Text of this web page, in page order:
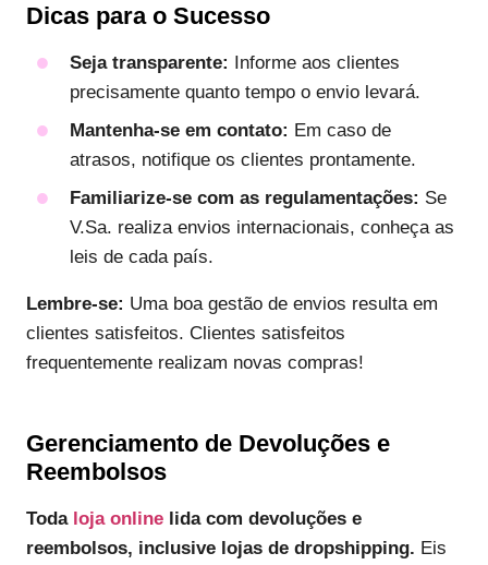
Dicas para o Sucesso
Seja transparente: Informe aos clientes
precisamente quanto tempo o envio levará.
Mantenha-se em contato: Em caso de
atrasos, notifique os clientes prontamente.
Familiarize-se com as regulamentações: Se
V.Sa. realiza envios internacionais, conheça as
leis de cada país.
Lembre-se: Uma boa gestão de envios resulta em
clientes satisfeitos. Clientes satisfeitos
frequentemente realizam novas compras!
Gerenciamento de Devoluções e
Reembolsos
Toda loja online lida com devoluções e
reembolsos, inclusive lojas de dropshipping. Eis